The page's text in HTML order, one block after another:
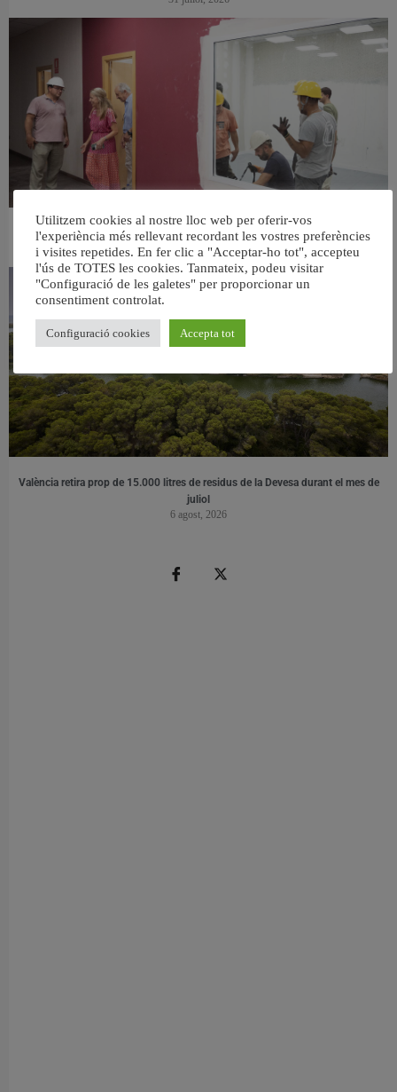
València ultima el nou centre per a persones majors del barri de Sant Antoni
6 agost, 2026
València retira prop de 15.000 litres de residus de la Devesa durant el mes de
juliol
6 agost, 2026
Utilitzem cookies al nostre lloc web per oferir-vos
l'experiència més rellevant recordant les vostres preferències
i visites repetides. En fer clic a "Acceptar-ho tot", accepteu
l'ús de TOTES les cookies. Tanmateix, podeu visitar
"Configuració de les galetes" per proporcionar un
consentiment controlat.
Configuració cookies Accepta tot